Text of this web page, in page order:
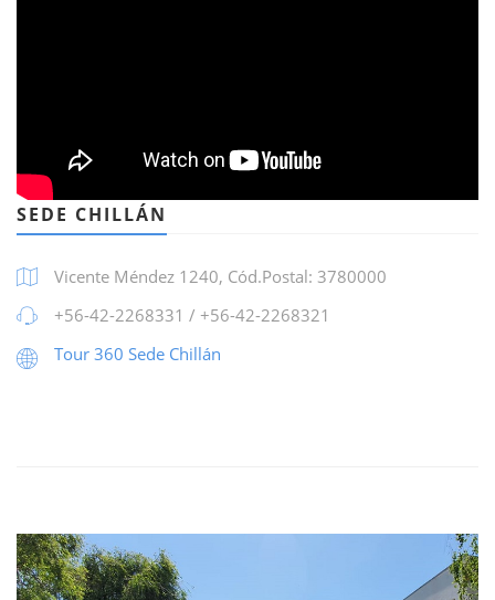
SEDE CHILLÁN
Vicente Méndez 1240, Cód.Postal: 3780000
+56-42-2268331 / +56-42-2268321
Tour 360 Sede Chillán